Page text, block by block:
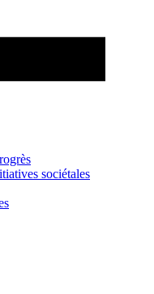
sociétales